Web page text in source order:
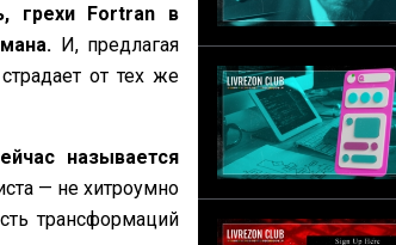
грехи Fortran в
И, предлагая
от тех же
называется
— не хитроумно
трансформаций